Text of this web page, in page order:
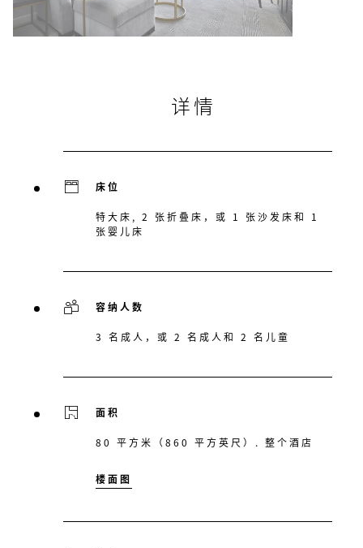
详情
床位
特大床, 2 张折叠床，或 1 张沙发床和 1
张婴儿床
容纳人数
3 名成人，或 2 名成人和 2 名儿童
面积
80 平方米（860 平方英尺）. 整个酒店
楼面图